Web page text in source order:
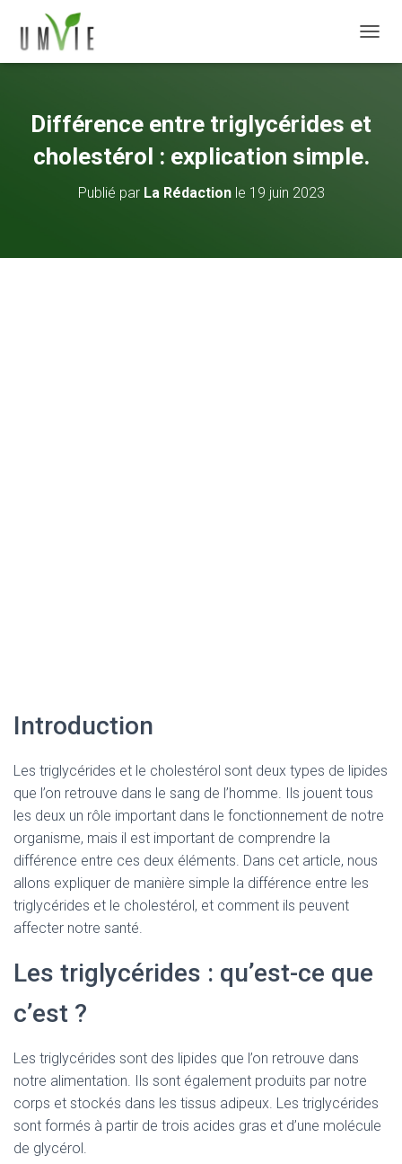
Différence entre triglycérides et
cholestérol : explication simple.
Publié par La Rédactionle 19 juin 2023
Introduction
Les triglycérides et le cholestérol sont deux types de lipides
que l’on retrouve dans le sang de l’homme. Ils jouent tous
les deux un rôle important dans le fonctionnement de notre
organisme, mais il est important de comprendre la
différence entre ces deux éléments. Dans cet article, nous
allons expliquer de manière simple la différence entre les
triglycérides et le cholestérol, et comment ils peuvent
affecter notre santé.
Les triglycérides : qu’est-ce que
c’est ?
Les triglycérides sont des lipides que l’on retrouve dans
notre alimentation. Ils sont également produits par notre
corps et stockés dans les tissus adipeux. Les triglycérides
sont formés à partir de trois acides gras et d’une molécule
de glycérol.